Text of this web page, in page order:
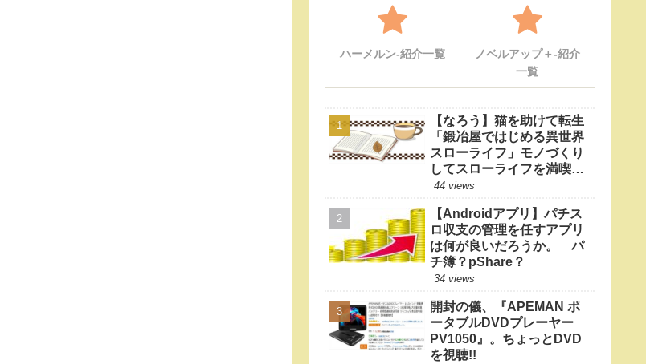
ハーメルン-紹介一覧
ノベルアップ＋-紹介
一覧
【なろう】猫を助けて転生
「鍛冶屋ではじめる異世界
スローライフ」モノづくり
してスローライフを満喫し
たい
44 views
【Androidアプリ】パチス
ロ収支の管理を任すアプリ
は何が良いだろうか。 パ
チ簿？pShare？
34 views
開封の儀、『APEMAN ポ
ータブルDVDプレーヤー
PV1050』。ちょっとDVD
を視聴!!